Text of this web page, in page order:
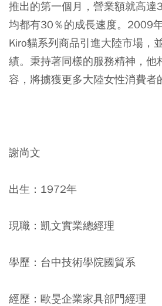
推出的第一個月，營業額就高達
均都有30％的成長速度。2009
Kiro貓系列商品引進大陸市場，
績。秉持著同樣的服務精神，他
容，將擄獲更多大陸女性消費者
謝尚文
出生：1972年
現職：凱文實業總經理
學歷：台中技術學院國貿系
經歷：歐旻企業家具部門經理